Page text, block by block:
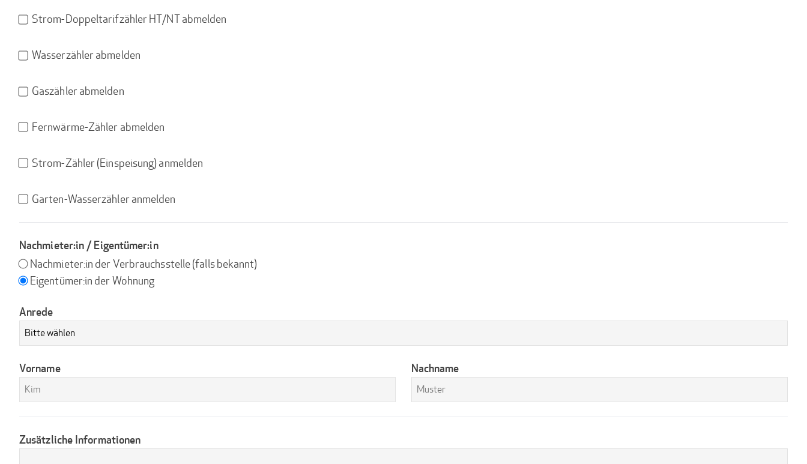
Strom-
Doppeltarifzähler
abmelden
Strom-Doppeltarifzähler HT/NT abmelden
Wasserzähler
Wasserzähler abmelden
Gaszähler
abmelden
Gaszähler abmelden
Fernwärme-
Fernwärme-Zähler abmelden
Strom-
anmelden
Strom-Zähler (Einspeisung) anmelden
Garten-
anmelden
Garten-Wasserzähler anmelden
Nachmieter:in / Eigentümer:in
Nachmieter:in der Verbrauchsstelle (falls bekannt)
Eigentümer:in der Wohnung
Anrede
Vorname Nachname
Zusätzliche Informationen